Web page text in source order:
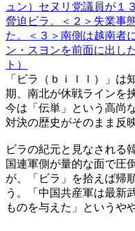
ュン）セヌリ党議員が１
脅迫ビラ。＜２＞失業事
た。＜３＞南側は越南者
ン・スヨンを前面に出し
ト）
「ビラ（ｂｉｌｌ）」は
期、南北が休戦ラインを
今は「伝単」という高尚
対決の歴史がそのまま反
ビラの紀元と見なされる
国連軍側が量的な面で圧
が、「ビラ」を拾えば帰
う。「中国共産軍は最新
ものを与えた」というや